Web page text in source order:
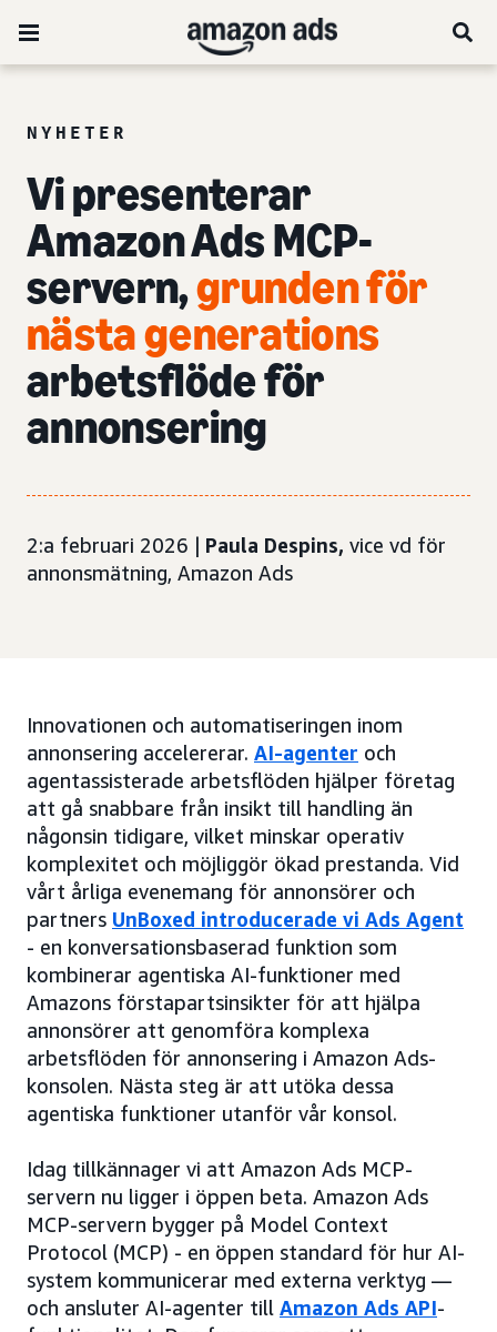
NYHETER
Vi presenterar
Amazon Ads MCP-
servern,grunden för
nästa generations
arbetsflöde för
annonsering
2:a februari 2026 | Paula Despins, vice vd för
annonsmätning, Amazon Ads
Innovationen och automatiseringen inom
annonsering accelererar. AI-agenter och
agentassisterade arbetsflöden hjälper företag
att gå snabbare från insikt till handling än
någonsin tidigare, vilket minskar operativ
komplexitet och möjliggör ökad prestanda. Vid
vårt årliga evenemang för annonsörer och
partners UnBoxed introducerade vi Ads Agent
- en konversationsbaserad funktion som
kombinerar agentiska AI-funktioner med
Amazons förstapartsinsikter för att hjälpa
annonsörer att genomföra komplexa
arbetsflöden för annonsering i Amazon Ads-
konsolen. Nästa steg är att utöka dessa
agentiska funktioner utanför vår konsol.
Idag tillkännager vi att Amazon Ads MCP-
servern nu ligger i öppen beta. Amazon Ads
MCP-servern bygger på Model Context
Protocol (MCP) - en öppen standard för hur AI-
system kommunicerar med externa verktyg —
och ansluter AI-agenter till Amazon Ads API-